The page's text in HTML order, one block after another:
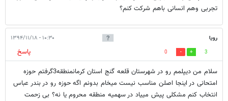
تجربی وهم انسانی باهم شرکت کنم؟
رویا ۱۰:۳۰ - ۱۳۹۴/۱۱/۱۸
3
0
پاسخ
سلام من دیپلمم رو در شهرستان قلعه گنج استان کرمانمنطقه3گرفتم حوزه
امتحانی در اینجا اصلن مناسب نیست میخام بدونم اگه حوزه رو در بندر عباس
انتخاب کنم مشکلی پیش مییاد در سهمیه منطقه محروم یا نه؟ بی زحمت